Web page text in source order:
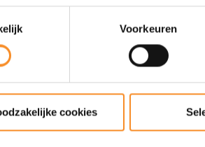
Voorkeuren
cookies
LEKI
Pro FX. One
Leki Ultratrail FX